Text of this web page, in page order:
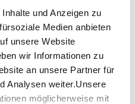
und Anzeigen zu
Medien anbieten
unsere Website
wir Informationen zu
an unsere Partner für
Analysen weiter.Unsere
möglicherweise mit
09:00 - 17:00
09:00 - 17:00
09:00 - 17:00
09:30 - 15:00